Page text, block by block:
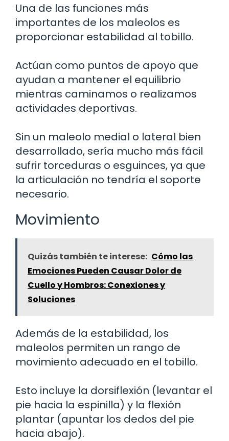
Una de las funciones más
importantes de los maleolos es
proporcionar estabilidad al tobillo.
Actúan como puntos de apoyo que
ayudan a mantener el equilibrio
mientras caminamos o realizamos
actividades deportivas.
Sin un maleolo medial o lateral bien
desarrollado, sería mucho más fácil
sufrir torceduras o esguinces, ya que
la articulación no tendría el soporte
necesario.
Movimiento
Quizás también te interese: Cómo las
Emociones Pueden Causar Dolor de
Cuello y Hombros: Conexiones y
Soluciones
Además de la estabilidad, los
maleolos permiten un rango de
movimiento adecuado en el tobillo.
Esto incluye la dorsiflexión (levantar el
pie hacia la espinilla) y la flexión
plantar (apuntar los dedos del pie
hacia abajo).